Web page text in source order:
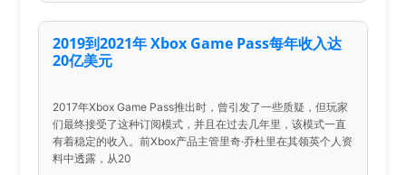
2019到2021年 Xbox Game Pass每年收入达
20亿美元
2017年Xbox Game Pass推出时，曾引发了一些质疑，但玩家
们最终接受了这种订阅模式，并且在过去几年里，该模式一直
有着稳定的收入。前Xbox产品主管里奇·乔杜里在其领英个人资
料中透露，从20